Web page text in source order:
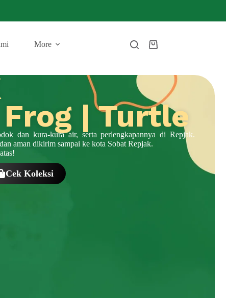
More
| Turtle
dan kura-kura air, serta perlengkapannya di Repjak.
aman dikirim sampai ke kota Sobat Repjak.
Cek Koleksi